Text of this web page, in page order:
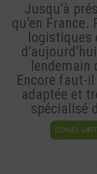
Jusqu’à
qu’en
logistiques
lendemain
Encore faut-
adaptée et
spécialisé
CONSEILS/